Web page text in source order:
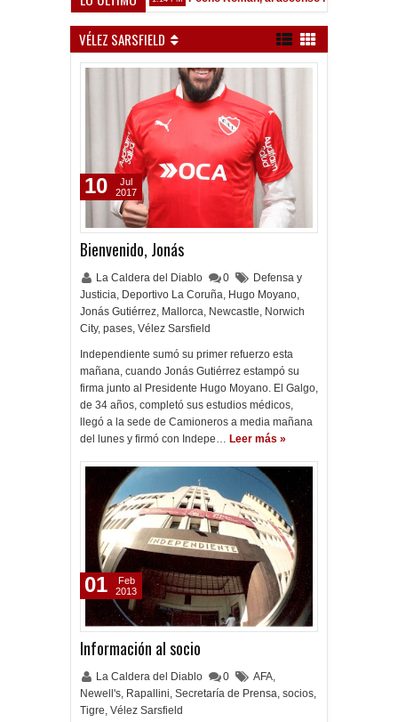
VÉLEZ SARSFIELD
Bienvenido, Jonás
La Caldera del Diablo 0
Defensa y
Justicia, Deportivo La Coruña, Hugo Moyano,
Jonás Gutiérrez, Mallorca, Newcastle, Norwich
City, pases, Vélez Sarsfield
Independiente sumó su primer refuerzo esta
mañana, cuando Jonás Gutiérrez estampó su
firma junto al Presidente Hugo Moyano. El Galgo,
de 34 años, completó sus estudios médicos,
llegó a la sede de Camioneros a media mañana
del lunes y firmó con Indepe… Leer más »
10
Jul
2017
Información al socio
La Caldera del Diablo 0 AFA,
Newell's, Rapallini, Secretaría de Prensa, socios,
Tigre, Vélez Sarsfield
01
Feb
2013